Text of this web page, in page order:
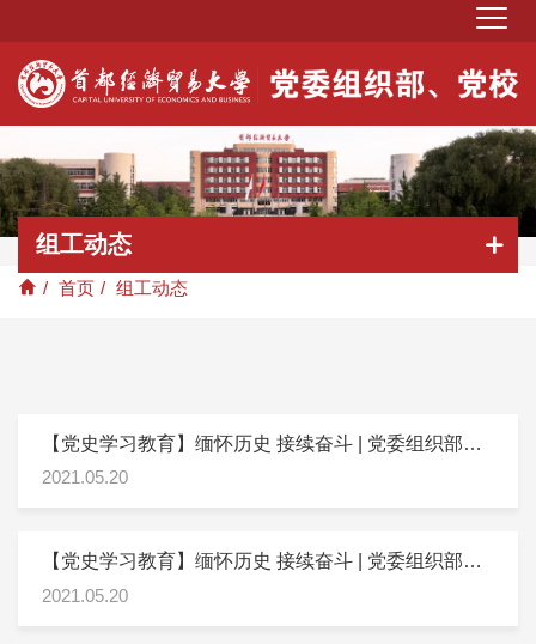
/ 首页 / 组工动态
组工动态
【党史学习教育】缅怀历史 接续奋斗 | 党委组织部组
织开展党史学习教育实践活动
2021.05.20
【党史学习教育】缅怀历史 接续奋斗 | 党委组织部组
织开展党史学习教育实践活动
2021.05.20